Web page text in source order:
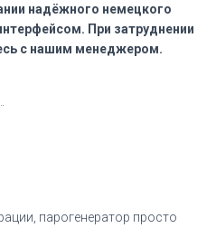
надёжного немецкого
При затруднении
с нашим менеджером.
парогенератор просто